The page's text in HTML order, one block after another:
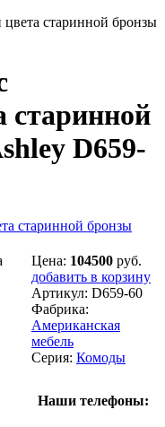
старинной бронзы
старинной
D659-
Цена: 104500 руб.
добавить в корзину
Артикул: D659-60
Фабрика:
Американская
мебель
Серия: Комоды
Наши телефоны: